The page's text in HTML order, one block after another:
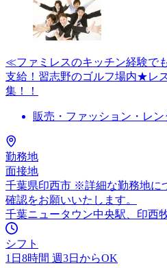
≪ファミレスのキッチン経験で
支給！習志野のゴルフ場内★レ
集！！
販売・ファッション・レン
勤務地
面接地
千葉県印西市 ※詳細な勤務地に
確認をお願いいたします。
千葉ニュータウン中央駅、印西
シフト
1日8時間 週3日からOK